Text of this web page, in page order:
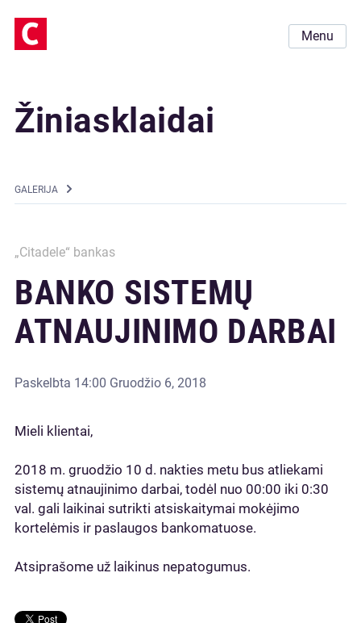
Menu
Žiniasklaidai
GALERIJA
„Citadele“ bankas
BANKO SISTEMŲ
ATNAUJINIMO DARBAI
Paskelbta 14:00 Gruodžio 6, 2018
Mieli klientai,
2018 m. gruodžio 10 d. nakties metu bus atliekami
sistemų atnaujinimo darbai, todėl nuo 00:00 iki 0:30
val. gali laikinai sutrikti atsiskaitymai mokėjimo
kortelėmis ir paslaugos bankomatuose.
Atsiprašome už laikinus nepatogumus.